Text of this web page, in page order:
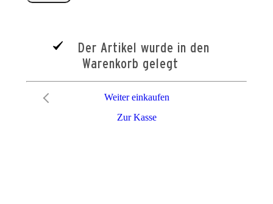
Der Artikel wurde in den
Warenkorb gelegt
Zur Kasse
Weiter einkaufen